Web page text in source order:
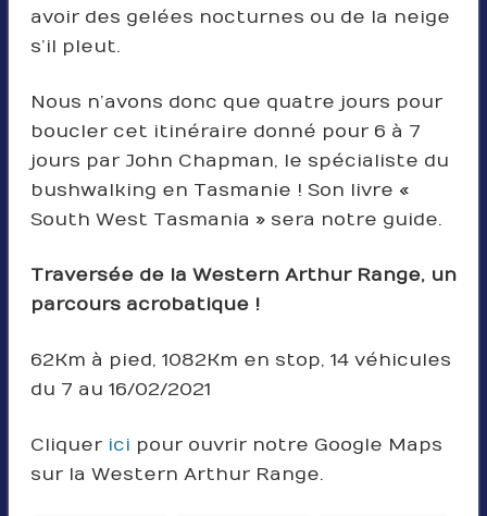
avoir des gelées nocturnes ou de la neige
s’il pleut.
Nous n’avons donc que quatre jours pour
boucler cet itinéraire donné pour 6 à 7
jours par John Chapman, le spécialiste du
bushwalking en Tasmanie ! Son livre «
South West Tasmania » sera notre guide.
Traversée de la Western Arthur Range, un
parcours acrobatique !
62Km à pied, 1082Km en stop, 14 véhicules
du 7 au 16/02/2021
Cliquer ici pour ouvrir notre Google Maps
sur la Western Arthur Range.